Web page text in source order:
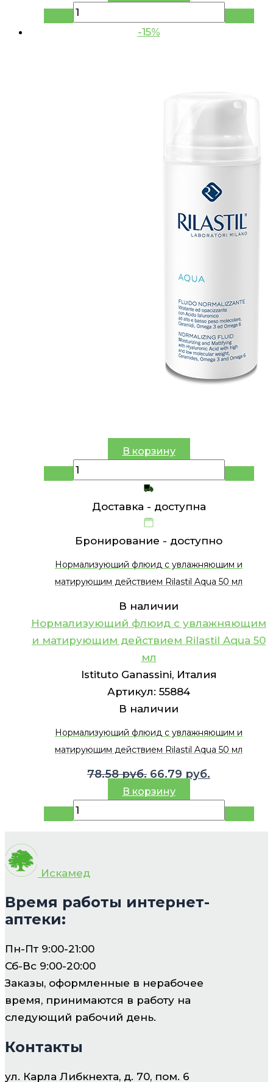
-15%
В корзину
Доставка - доступна
Бронирование - доступно
Нормализующий флюид с увлажняющим и
матирующим действием Rilastil Aqua 50 мл
В наличии
Нормализующий флюид с увлажняющим
и матирующим действием Rilastil Aqua 50
мл
Istituto Ganassini, Италия
Артикул: 55884
В наличии
Нормализующий флюид с увлажняющим и
матирующим действием Rilastil Aqua 50 мл
78.58руб. Первоначальная
цена
78.58 руб..
66.79 руб.
66.79 руб..
В корзину
Искамед
Время работы интернет-
аптеки:
Пн-Пт 9:00-21:00
Сб-Вс 9:00-20:00
Заказы, оформленные в нерабочее
время, принимаются в работу на
следующий рабочий день.
Контакты
ул. Карла Либкнехта, д. 70, пом. 6